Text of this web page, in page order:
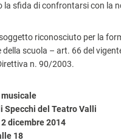
la sfida di confrontarsi con la
riconosciuto per la
della scuola – art. 66 del
n. 90/2003.
Specchi del Teatro Valli
dicembre 2014
18